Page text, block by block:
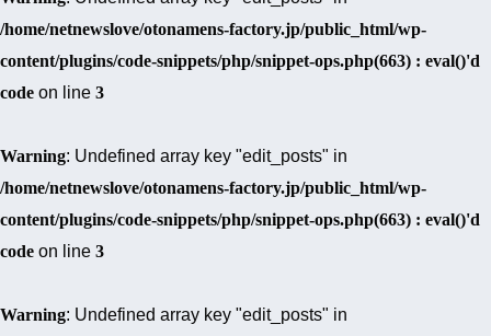
/home/netnewslove/otonamens-factory.jp/public_html/wp-
content/plugins/code-snippets/php/snippet-ops.php(663) : eval()'d
code on line 3
Warning: Undefined array key "edit_posts" in
/home/netnewslove/otonamens-factory.jp/public_html/wp-
content/plugins/code-snippets/php/snippet-ops.php(663) : eval()'d
code on line 3
Warning: Undefined array key "edit_posts" in